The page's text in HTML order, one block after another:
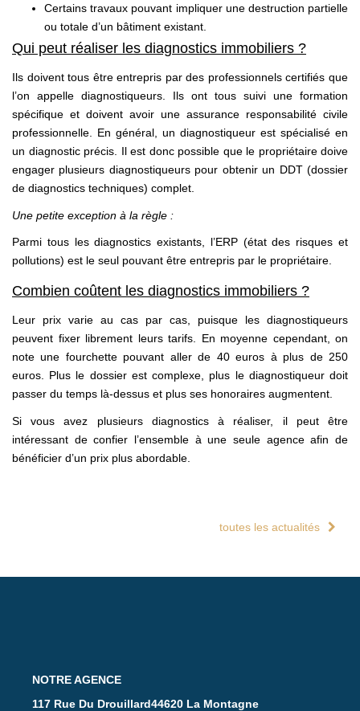
Certains travaux pouvant impliquer une destruction partielle
ou totale d’un bâtiment existant.
Qui peut réaliser les diagnostics immobiliers ?
Ils doivent tous être entrepris par des professionnels certifiés que
l’on appelle diagnostiqueurs. Ils ont tous suivi une formation
spécifique et doivent avoir une assurance responsabilité civile
professionnelle. En général, un diagnostiqueur est spécialisé en
un diagnostic précis. Il est donc possible que le propriétaire doive
engager plusieurs diagnostiqueurs pour obtenir un DDT (dossier
de diagnostics techniques) complet.
Une petite exception à la règle :
Parmi tous les diagnostics existants, l’ERP (état des risques et
pollutions) est le seul pouvant être entrepris par le propriétaire.
Combien coûtent les diagnostics immobiliers ?
Leur prix varie au cas par cas, puisque les diagnostiqueurs
peuvent fixer librement leurs tarifs. En moyenne cependant, on
note une fourchette pouvant aller de 40 euros à plus de 250
euros. Plus le dossier est complexe, plus le diagnostiqueur doit
passer du temps là-dessus et plus ses honoraires augmentent.
Si vous avez plusieurs diagnostics à réaliser, il peut être
intéressant de confier l’ensemble à une seule agence afin de
bénéficier d’un prix plus abordable.
toutes les actualités
117 Rue Du Drouillard44620 La Montagne